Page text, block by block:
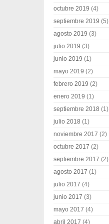
octubre 2019 (4)
septiembre 2019 (5)
agosto 2019 (3)
julio 2019 (3)
junio 2019 (1)
mayo 2019 (2)
febrero 2019 (2)
enero 2019 (1)
septiembre 2018 (1)
julio 2018 (1)
noviembre 2017 (2)
octubre 2017 (2)
septiembre 2017 (2)
agosto 2017 (1)
julio 2017 (4)
junio 2017 (3)
mayo 2017 (4)
abril 2017 (4)